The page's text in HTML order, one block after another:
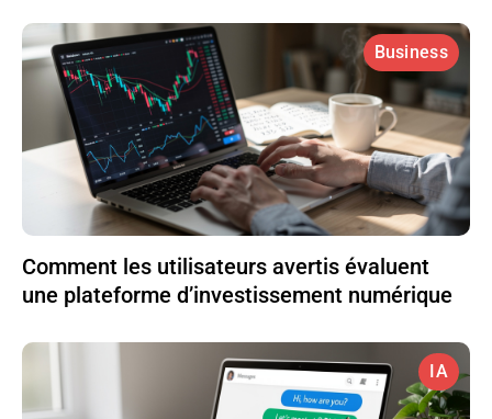
Business
Comment les utilisateurs avertis évaluent
une plateforme d’investissement numérique
IA